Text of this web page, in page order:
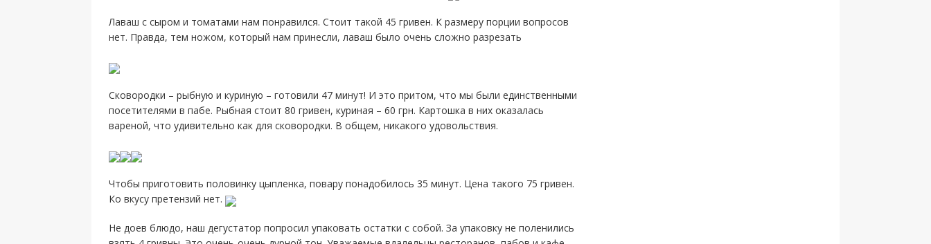
Лаваш с сыром и томатами нам понравился. Стоит такой 45 гривен. К размеру порции вопросов
нет. Правда, тем ножом, который нам принесли, лаваш было очень сложно разрезать
Сковородки – рыбную и куриную – готовили 47 минут! И это притом, что мы были единственными
посетителями в пабе. Рыбная стоит 80 гривен, куриная – 60 грн. Картошка в них оказалась
вареной, что удивительно как для сковородки. В общем, никакого удовольствия.
Чтобы приготовить половинку цыпленка, повару понадобилось 35 минут. Цена такого 75 гривен.
Ко вкусу претензий нет.
Не доев блюдо, наш дегустатор попросил упаковать остатки с собой. За упаковку не поленились